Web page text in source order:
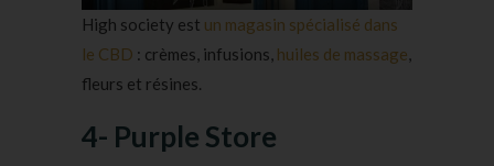
High society est un magasin spécialisé dans
le CBD : crèmes, infusions, huiles de massage,
fleurs et résines.
4- Purple Store